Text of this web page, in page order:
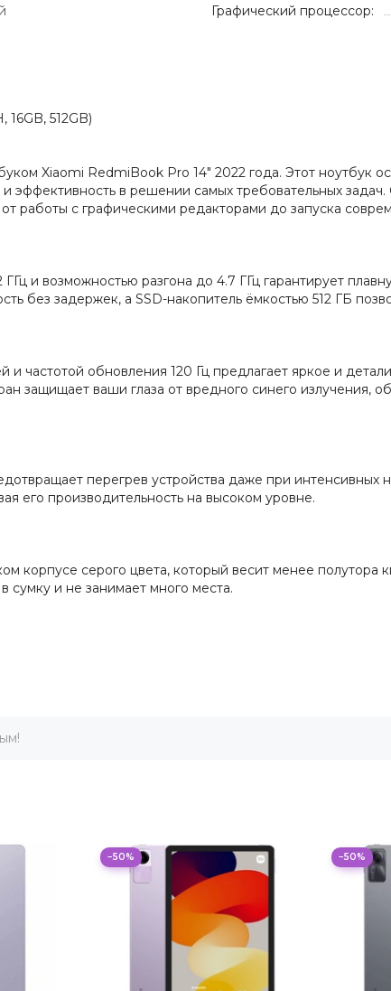
Графический процессор:
512GB)
Xiaomi RedmiBook Pro 14" 2022 года. Этот
эффективность в решении самых требовательных
работы с графическими редакторами до запуска
и возможностью разгона до 4.7 ГГц гарантирует
без задержек, а SSD-накопитель ёмкостью 512 ГБ
частотой обновления 120 Гц предлагает яркое и
защищает ваши глаза от вредного синего излучения,
перегрев устройства даже при интенсивных
его производительность на высоком уровне.
корпусе серого цвета, который весит менее полутора
и не занимает много места.
−50% −50%